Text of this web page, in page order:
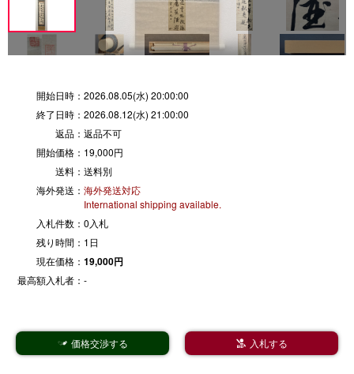
開始日時： 2026.08.05(水) 20:00:00
終了日時： 2026.08.12(水) 21:00:00
返品： 返品不可
開始価格： 19,000円
送料： 送料別
海外発送： 海外発送対応
International shipping available.
入札件数： 0入札
残り時間： 1日
現在価格： 19,000円
最高額入札者： -
 価格交渉する  入札する